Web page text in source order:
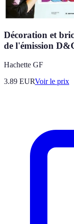
Décoration et
de l'émission
Hachette GF
3.89 EURVoir le prix